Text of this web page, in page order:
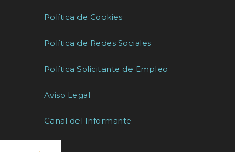
Política de Cookies
Política de Redes Sociales
Política Solicitante de Empleo
Aviso Legal
Canal del Informante